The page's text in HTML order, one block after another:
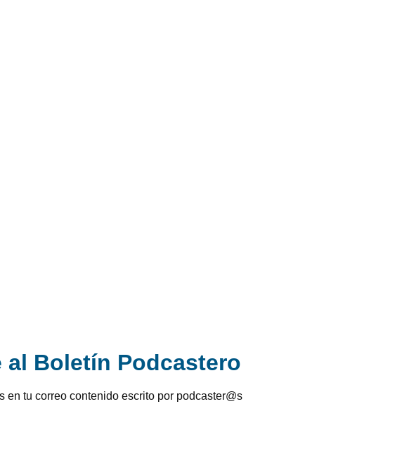
al Boletín Podcastero
en tu correo contenido escrito por podcaster@s